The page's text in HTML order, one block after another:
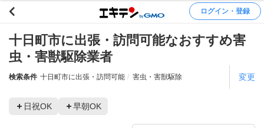
ログイン・登録
十日町市に出張・訪問可能なおすすめ害
虫・害獣駆除業者
検索条件 十日町市に出張・訪問可能 害虫・害獣駆除 変更
日祝OK 早朝OK